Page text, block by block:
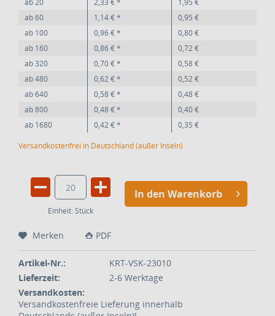
ab20 2,33 € *
1,95 €
ab60 1,14 € *
0,95 €
ab 100 0,96 € *
0,80 €
ab 160 0,86 € *
0,72 €
ab320 0,70 € *
0,58 €
ab480 0,62 € *
0,52 €
ab640 0,58 € *
0,48 €
ab800 0,48 € *
0,40 €
ab 1680 0,42 € *
0,35 €
Versandkostenfrei in Deutschland (außer Inseln)
Einheit: Stück
In den Warenkorb
Merken PDF
Artikel-Nr.:
KRT-VSK-23010
Lieferzeit:
2-6 Werktage
Versandkosten:
Versandkostenfreie Lieferung innerhalb